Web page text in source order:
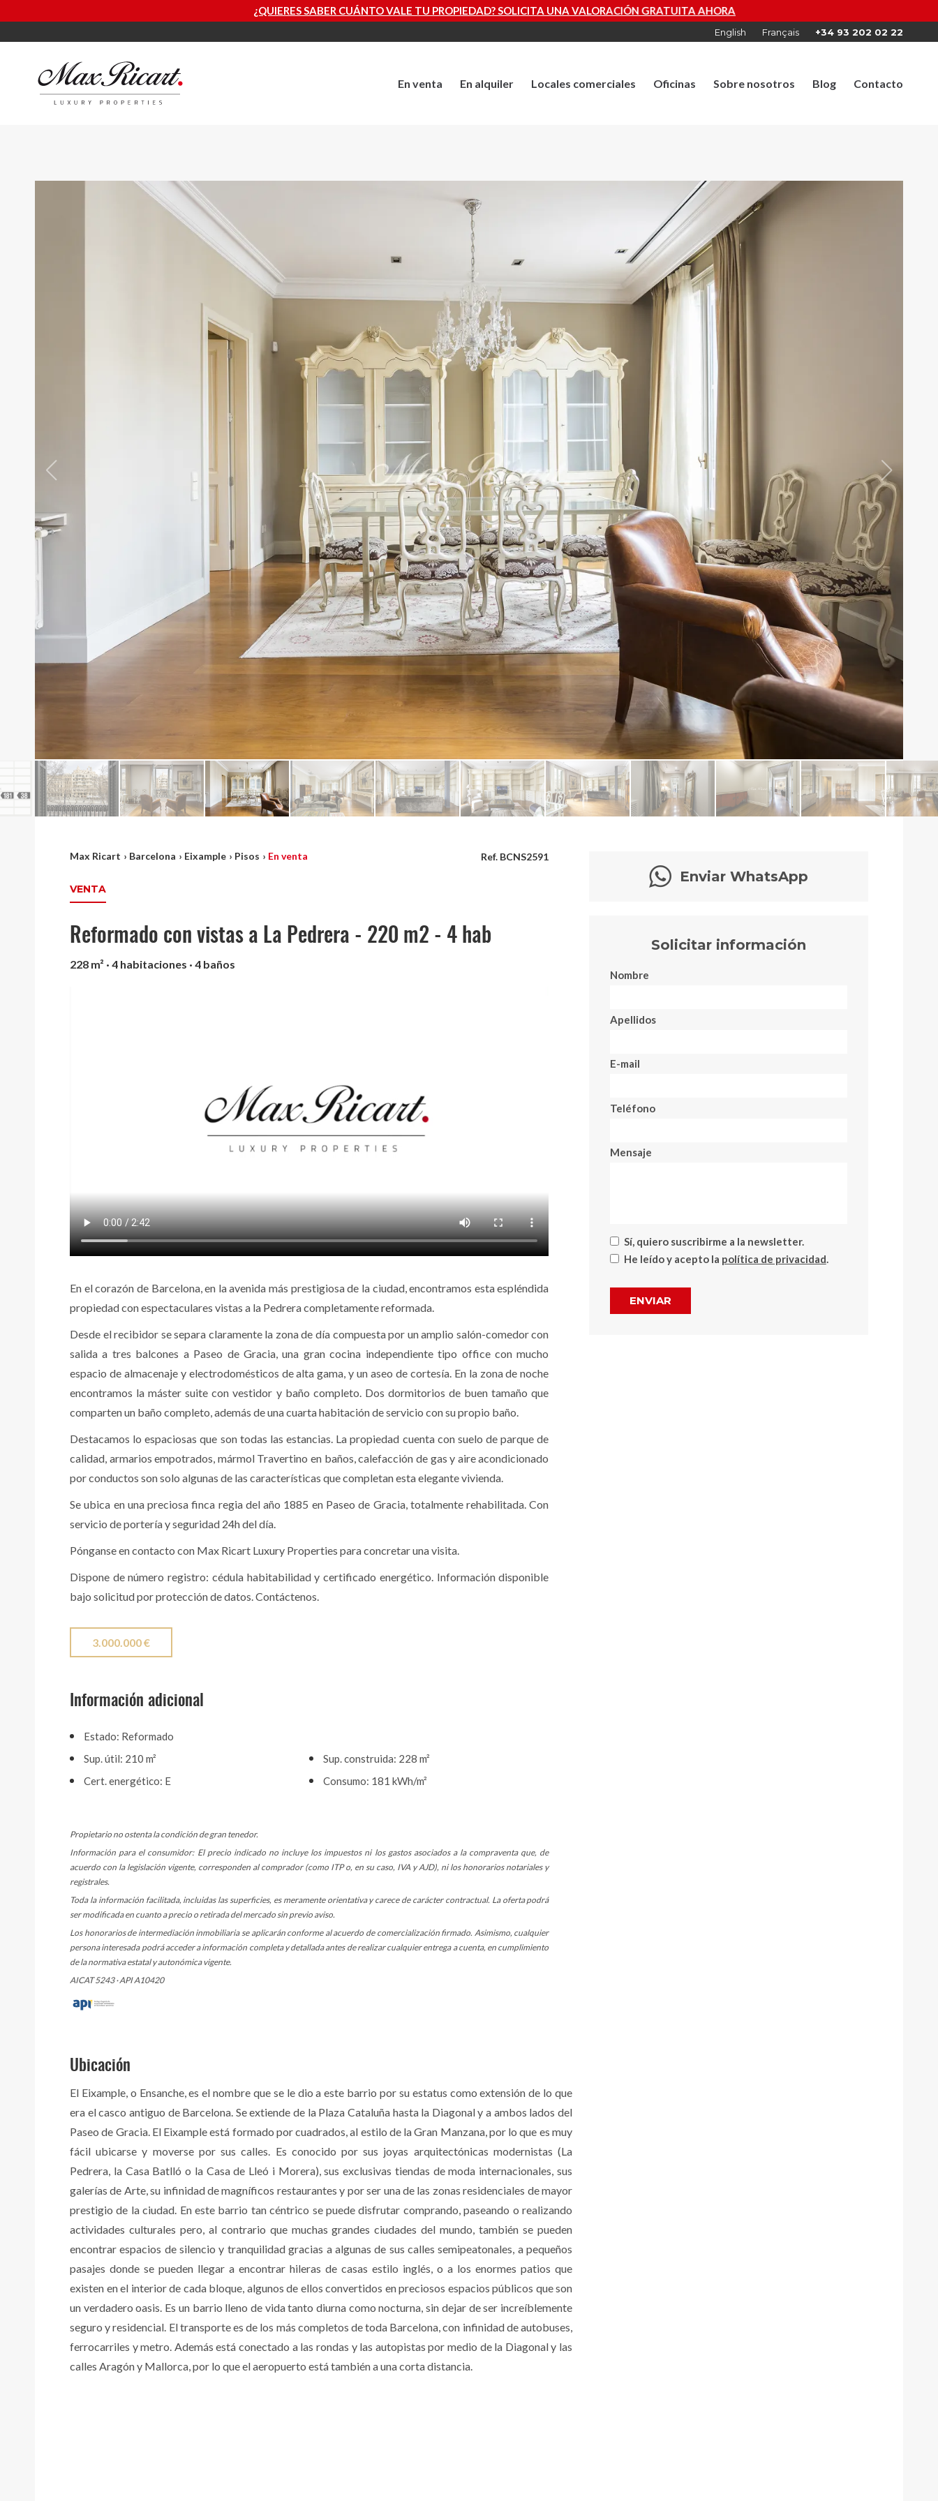
¿QUIERES SABER CUÁNTO VALE TU PROPIEDAD? SOLICITA UNA VALORACIÓN GRATUITA AHORA
English Français +34 93 202 02 22
En venta En alquiler Locales comerciales Oficinas Sobre nosotros Blog Contacto
Max Ricart › Barcelona › Eixample › Pisos › En venta Ref. BCNS2591
VENTA
Reformado con vistas a La Pedrera - 220 m2 - 4 hab
228 m² · 4 habitaciones · 4 baños
En el corazón de Barcelona, en la avenida más prestigiosa de la ciudad, encontramos esta espléndida
propiedad con espectaculares vistas a la Pedrera completamente reformada.
Desde el recibidor se separa claramente la zona de día compuesta por un amplio salón-comedor con
salida a tres balcones a Paseo de Gracia, una gran cocina independiente tipo office con mucho
espacio de almacenaje y electrodomésticos de alta gama, y un aseo de cortesía. En la zona de noche
encontramos la máster suite con vestidor y baño completo. Dos dormitorios de buen tamaño que
comparten un baño completo, además de una cuarta habitación de servicio con su propio baño.
Destacamos lo espaciosas que son todas las estancias. La propiedad cuenta con suelo de parque de
calidad, armarios empotrados, mármol Travertino en baños, calefacción de gas y aire acondicionado
por conductos son solo algunas de las características que completan esta elegante vivienda.
Se ubica en una preciosa finca regia del año 1885 en Paseo de Gracia, totalmente rehabilitada. Con
servicio de portería y seguridad 24h del día.
Pónganse en contacto con Max Ricart Luxury Properties para concretar una visita.
Dispone de número registro: cédula habitabilidad y certificado energético. Información disponible
bajo solicitud por protección de datos. Contáctenos.
3.000.000 €
Información adicional
Estado: Reformado
Sup. útil: 210 m²
Sup. construida: 228 m²
Cert. energético: E
Consumo: 181 kWh/m²
Propietario no ostenta la condición de gran tenedor.
Información para el consumidor: El precio indicado no incluye los impuestos ni los gastos asociados a la compraventa que, de
acuerdo con la legislación vigente, corresponden al comprador (como ITP o, en su caso, IVA y AJD), ni los honorarios notariales y
registrales.
Toda la información facilitada, incluidas las superficies, es meramente orientativa y carece de carácter contractual. La oferta podrá
ser modificada en cuanto a precio o retirada del mercado sin previo aviso.
Los honorarios de intermediación inmobiliaria se aplicarán conforme al acuerdo de comercialización firmado. Asimismo, cualquier
persona interesada podrá acceder a información completa y detallada antes de realizar cualquier entrega a cuenta, en cumplimiento
de la normativa estatal y autonómica vigente.
AICAT 5243 · API A10420
Enviar WhatsApp
Solicitar información
Nombre
Apellidos
E-mail
Teléfono
Mensaje
Sí, quiero suscribirme a la newsletter.
He leído y acepto la política de privacidad.
ENVIAR
Ubicación
El Eixample, o Ensanche, es el nombre que se le dio a este barrio por su estatus como extensión de lo que
era el casco antiguo de Barcelona. Se extiende de la Plaza Cataluña hasta la Diagonal y a ambos lados del
Paseo de Gracia. El Eixample está formado por cuadrados, al estilo de la Gran Manzana, por lo que es muy
fácil ubicarse y moverse por sus calles. Es conocido por sus joyas arquitectónicas modernistas (La
Pedrera, la Casa Batlló o la Casa de Lleó i Morera), sus exclusivas tiendas de moda internacionales, sus
galerías de Arte, su infinidad de magníficos restaurantes y por ser una de las zonas residenciales de mayor
prestigio de la ciudad. En este barrio tan céntrico se puede disfrutar comprando, paseando o realizando
actividades culturales pero, al contrario que muchas grandes ciudades del mundo, también se pueden
encontrar espacios de silencio y tranquilidad gracias a algunas de sus calles semipeatonales, a pequeños
pasajes donde se pueden llegar a encontrar hileras de casas estilo inglés, o a los enormes patios que
existen en el interior de cada bloque, algunos de ellos convertidos en preciosos espacios públicos que son
un verdadero oasis. Es un barrio lleno de vida tanto diurna como nocturna, sin dejar de ser increíblemente
seguro y residencial. El transporte es de los más completos de toda Barcelona, con infinidad de autobuses,
ferrocarriles y metro. Además está conectado a las rondas y las autopistas por medio de la Diagonal y las
calles Aragón y Mallorca, por lo que el aeropuerto está también a una corta distancia.